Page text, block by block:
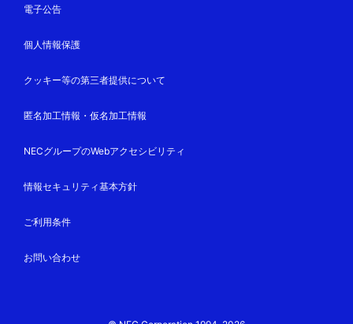
電子公告
個人情報保護
クッキー等の第三者提供について
匿名加工情報・仮名加工情報
NECグループのWebアクセシビリティ
情報セキュリティ基本方針
ご利用条件
お問い合わせ